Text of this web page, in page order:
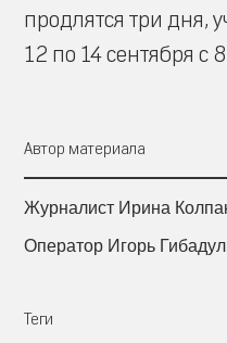
продлятся три дня,
12 по 14 сентября с
Автор материала
Журналист Ирина
Оператор Игорь
Теги